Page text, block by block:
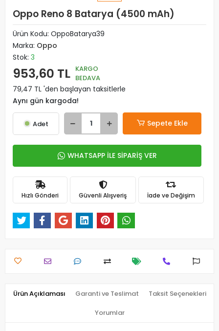
Oppo Reno 8 Batarya (4500 mAh)
Ürün Kodu: OppoBatarya39
Marka: Oppo
Stok: 3
953,60 TL KARGO
BEDAVA
79,47 TL 'den başlayan taksitlerle
Aynı gün kargoda!
Adet Sepete Ekle
WHATSAPP İLE SİPARİŞ VER
Hızlı Gönderi Güvenli Alışveriş İade ve Değişim
Ürün Açıklaması Garanti ve Teslimat Taksit Seçenekleri
Yorumlar